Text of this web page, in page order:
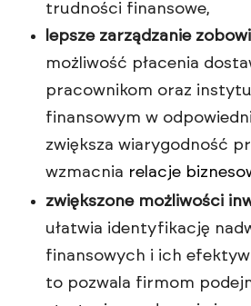
trudności finansowe,
lepsze zarządzanie
możliwość płacenia
pracownikom oraz
finansowym w
zwiększa wiarygodność
wzmacnia relacje
zwiększone możliwości
ułatwia identyfikację
finansowych i ich
to pozwala firmom